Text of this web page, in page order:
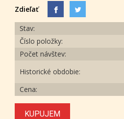
Zdieľať
Stav:
Číslo položky:
Počet návštev:
Historické obdobie:
Cena:
KUPUJEM